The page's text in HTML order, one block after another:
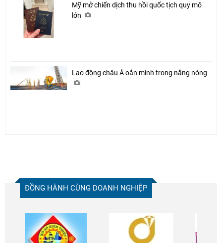
Mỹ mở chiến dịch thu hồi quốc tịch quy mô
lớn
Lao động châu Á oằn mình trong nắng nóng
ĐỒNG HÀNH CÙNG DOANH NGHIỆP